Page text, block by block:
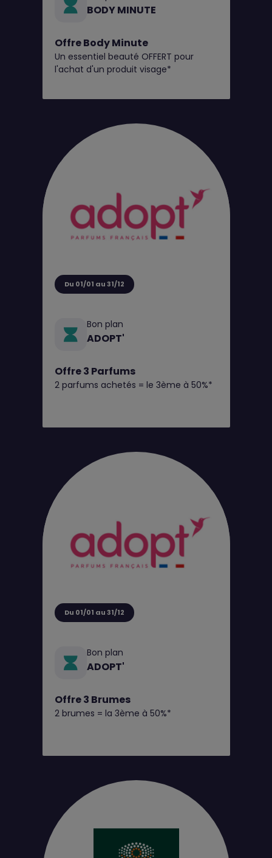
BODY MINUTE
Offre Body Minute
Un essentiel beauté OFFERT pour
l'achat d'un produit visage*
Du 01/01 au 31/12
Bon plan
ADOPT'
Offre 3 Parfums
2 parfums achetés = le 3ème à 50%*
Du 01/01 au 31/12
Bon plan
ADOPT'
Offre 3 Brumes
2 brumes = la 3ème à 50%*